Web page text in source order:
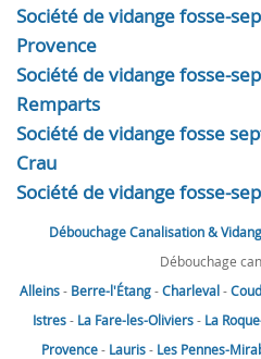
Société de vidange fosse-
Provence
Société de vidange fosse-
Remparts
Société de vidange fosse
Crau
Société de vidange fosse-
Débouchage Canalisation &
Débouchage
Alleins- Berre-l'Étang-Charleval-
Istres- La Fare-les-Oliviers- La
Provence- Lauris- Les Pennes-